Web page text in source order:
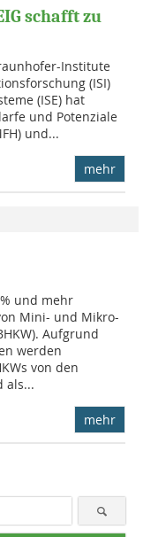
schafft zu
Institute
(ISI)
(ISE) hat
und Potenziale
und...
mehr
und mehr
Mini- und Mikro-
Aufgrund
werden
von den
als...
mehr